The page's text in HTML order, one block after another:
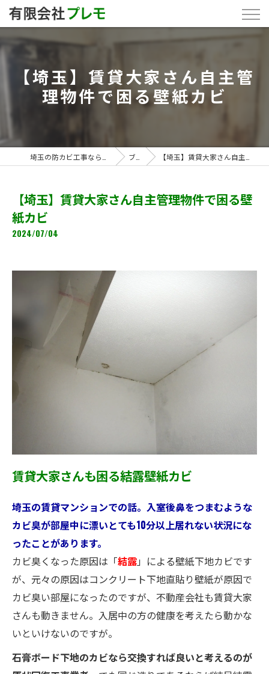
【埼玉】賃貸大家さん自主管
理物件で困る壁紙カビ
ブログ 【埼玉】賃貸大家さん自主管理物件で困る壁紙カビ
【埼玉】賃貸大家さん自主管理物件で困る壁
紙カビ
2024/07/04
賃貸大家さんも困る結露壁紙カビ
埼玉の賃貸マンションでの話。入室後鼻をつまむような
カビ臭が部屋中に漂いとても10分以上居れない状況にな
ったことがあります。
カビ臭くなった原因は「結露」による壁紙下地カビです
が、元々の原因はコンクリート下地直貼り壁紙が原因で
カビ臭い部屋になったのですが、不動産会社も賃貸大家
さんも動きません。入居中の方の健康を考えたら動かな
いといけないのですが。
石膏ボード下地のカビなら交換すれば良いと考えるのが